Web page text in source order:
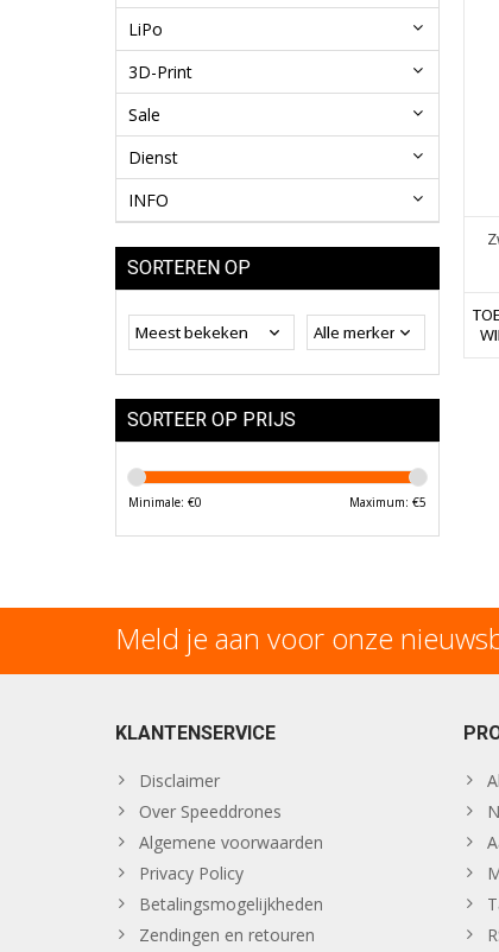
LiPo
3D-Print
Sale
Dienst
INFO
SORTEREN OP
SORTEER OP PRIJS
Minimale: €0 Maximum: €5
Meld je aan voor onze
KLANTENSERVICE
Disclaimer
Over Speeddrones
Algemene voorwaarden
Privacy Policy
Betalingsmogelijkheden
Zendingen en retouren